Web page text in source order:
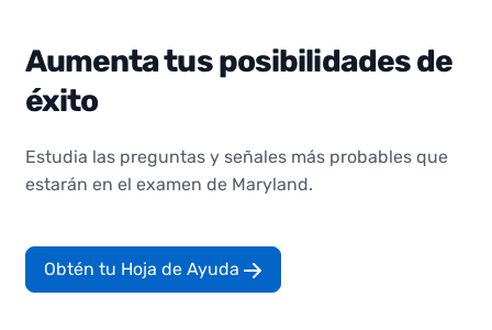
Aumenta tus posibilidades de
éxito
Estudia las preguntas y señales más probables que
estarán en el examen de Maryland.
Obtén tu Hoja de Ayuda